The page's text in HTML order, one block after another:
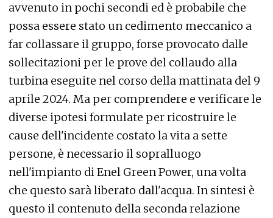
avvenuto in pochi secondi ed è probabile che
possa essere stato un cedimento meccanico a
far collassare il gruppo, forse provocato dalle
sollecitazioni per le prove del collaudo alla
turbina eseguite nel corso della mattinata del 9
aprile 2024. Ma per comprendere e verificare le
diverse ipotesi formulate per ricostruire le
cause dell'incidente costato la vita a sette
persone, è necessario il sopralluogo
nell'impianto di Enel Green Power, una volta
che questo sarà liberato dall'acqua. In sintesi è
questo il contenuto della seconda relazione